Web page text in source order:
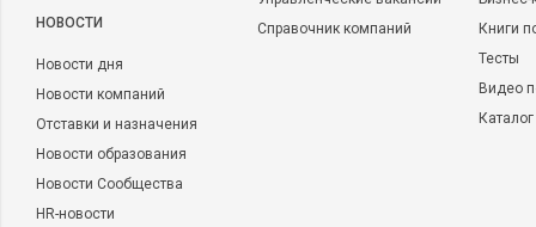
НОВОСТИ
Новости дня
Новости компаний
Отставки и назначения
Новости образования
Новости Сообщества
HR-новости
Справочник компаний
Книги
Тесты
Видео